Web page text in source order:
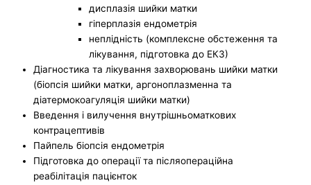
дисплазія шийки матки
гіперплазія ендометрія
неплідність (комплексне обстеження та
лікування, підготовка до ЕКЗ)
Діагностика та лікування захворювань шийки матки
(біопсія шийки матки, аргоноплазменна та
діатермокоагуляція шийки матки)
Введення і вилучення внутрішньоматкових
контрацептивів
Пайпель біопсія ендометрія
Підготовка до операції та післяопераційна
реабілітація пацієнток